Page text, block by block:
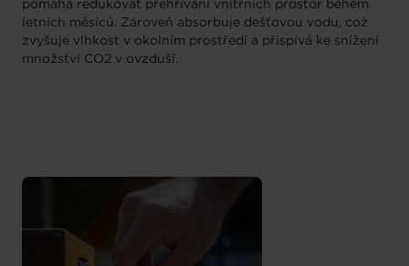
pomáhá redukovat přehřívání vnitřních prostor během
letních měsíců. Zároveň absorbuje dešťovou vodu, což
zvyšuje vlhkost v okolním prostředí a přispívá ke snížení
množství CO2 v ovzduší.